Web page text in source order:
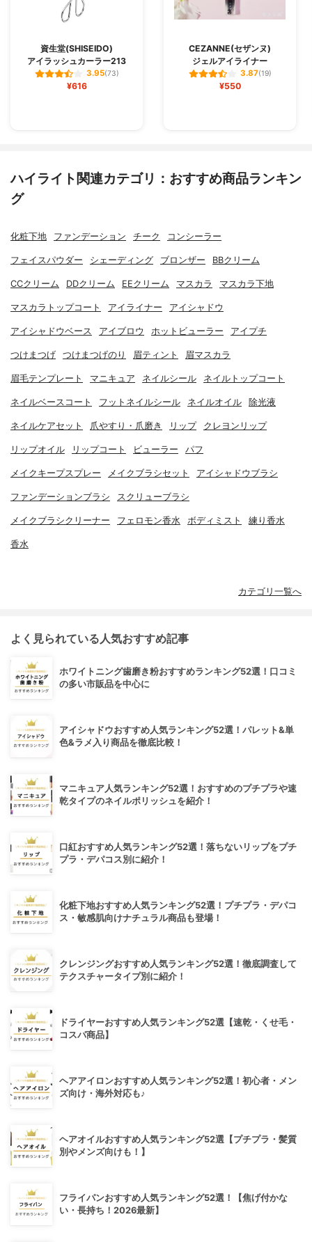
資生堂(SHISEIDO)
アイラッシュカーラー213
3.95(73)
¥616
CEZANNE(セザンヌ)
ジェルアイライナー
3.87(19)
¥550
ハイライト関連カテゴリ：おすすめ商品ランキン
グ
化粧下地 ファンデーション チーク コンシーラー
フェイスパウダー シェーディング ブロンザー BBクリーム
CCクリーム DDクリーム EEクリーム マスカラ マスカラ下地
マスカラトップコート アイライナー アイシャドウ
アイシャドウベース アイブロウ ホットビューラー アイプチ
つけまつげ つけまつげのり 眉ティント 眉マスカラ
眉毛テンプレート マニキュア ネイルシール ネイルトップコート
ネイルベースコート フットネイルシール ネイルオイル 除光液
ネイルケアセット 爪やすり・爪磨き リップ クレヨンリップ
リップオイル リップコート ビューラー パフ
メイクキープスプレー メイクブラシセット アイシャドウブラシ
ファンデーションブラシ スクリューブラシ
メイクブラシクリーナー フェロモン香水 ボディミスト 練り香水
香水
カテゴリ一覧へ
よく見られている人気おすすめ記事
ホワイトニング歯磨き粉おすすめランキング52選！口コミ
の多い市販品を中心に
アイシャドウおすすめ人気ランキング52選！パレット&単
色&ラメ入り商品を徹底比較！
マニキュア人気ランキング52選！おすすめのプチプラや速
乾タイプのネイルポリッシュを紹介！
口紅おすすめ人気ランキング52選！落ちないリップをプチ
プラ・デパコス別に紹介！
化粧下地おすすめ人気ランキング52選！プチプラ・デパコ
ス・敏感肌向けナチュラル商品も登場！
クレンジングおすすめ人気ランキング52選！徹底調査して
テクスチャータイプ別に紹介！
ドライヤーおすすめ人気ランキング52選【速乾・くせ毛・
コスパ商品】
ヘアアイロンおすすめ人気ランキング52選！初心者・メン
ズ向け・海外対応も♪
ヘアオイルおすすめ人気ランキング52選【プチプラ・髪質
別やメンズ向けも！】
フライパンおすすめ人気ランキング52選！【焦げ付かな
い・長持ち！2026最新】